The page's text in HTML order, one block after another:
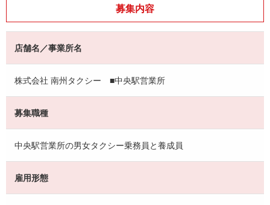
募集内容
店舗名／事業所名
株式会社 南州タクシー ■中央駅営業所
募集職種
中央駅営業所の男女タクシー乗務員と養成員
雇用形態